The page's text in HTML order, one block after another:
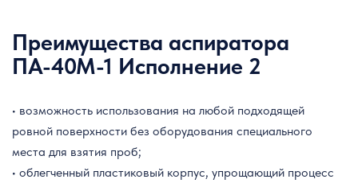
Преимущества аспиратора
ПА-40М-1 Исполнение 2
• возможность использования на любой подходящей
ровной поверхности без оборудования специального
места для взятия проб;
• облегченный пластиковый корпус, упрощающий процесс